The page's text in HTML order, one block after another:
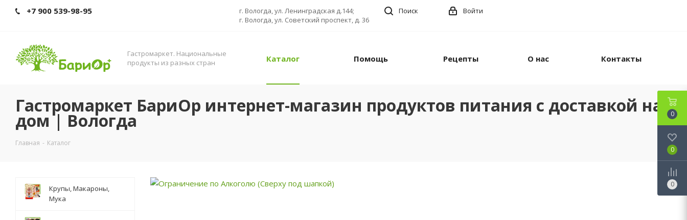
+7 900 539-98-95
г. Вологда, ул. Ленинградская д.144;
г. Вологда, ул. Советский проспект, д. 36
Поиск Войти
Гастромаркет. Нациoнальные
прoдукты из разных стран
Каталог Помощь Рецепты О нас Контакты
Гастромаркет БариОр интернет-магазин продуктов питания с доставкой на
дом | Вологда
Главная - Каталог
Крупы, Макароны,
Мука
0
0
0